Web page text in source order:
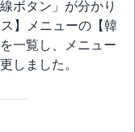
ボタン」が分かり
】メニューの【韓
一覧し、メニュー
しました。